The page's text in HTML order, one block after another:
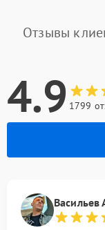
Отзывы
4.9 1799
Васильев